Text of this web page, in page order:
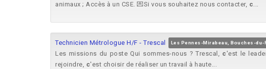
animaux ; Accès à un CSE. 💌Si vous souhaitez nous contacter, c...
Technicien Métrologue H/F - Trescal Les Pennes-Mirabeau, Bouches-du-
Les missions du poste Qui sommes-nous ? Trescal, c'est le
rejoindre, c'est choisir de réaliser un travail à haute...